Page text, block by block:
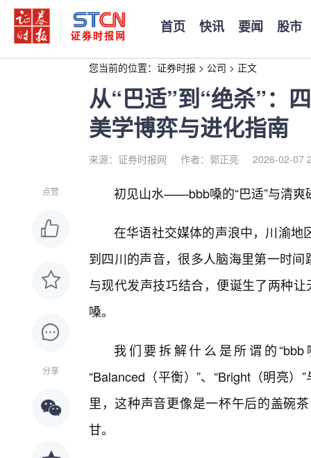
首页 快讯 要闻 股市
您当前的位置： 证券时报 > 公司 > 正文
从“巴适”到“绝杀”：
美学博弈与进化指南
来源：证券时报网 作者：郭正亮 2026-02-07
点赞
分享
初见山水——bbb嗓的“巴适”与清爽
在华语社交媒体的声浪中，川渝地
到四川的声音，很多人脑海里第一时
与现代发声技巧结合，便诞生了两种
嗓。
我们要拆解什么是所谓的
“Balanced（平衡）”、“Bright（明亮
里，这种声音更像是一杯午后的盖碗
甘。